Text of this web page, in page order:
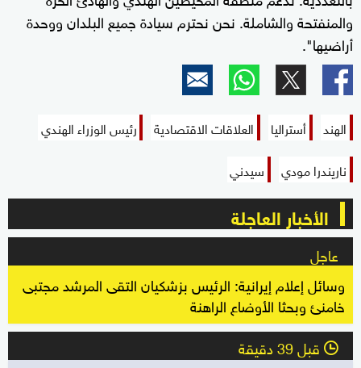
والمنفتحة والشاملة. نحن نحترم سيادة جميع البلدان ووحدة
أراضيها".
الهند أستراليا العلاقات الاقتصادية
رئيس الوزراء الهندي
ناريندرا مودي
سيدني
الأخبار العاجلة
عاجل
وسائل إعلام إيرانية: الرئيس بزشكيان التقى المرشد مجتبى
خامنئ وبحثا الأوضاع الراهنة
l قبل 39 دقيقة